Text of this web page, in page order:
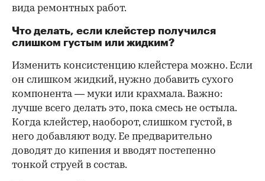
вида ремонтных работ.
Что делать, если клейстер получился
слишком густым или жидким?
Изменить консистенцию клейстера можно. Если
он слишком жидкий, нужно добавить сухого
компонента — муки или крахмала. Важно:
лучше всего делать это, пока смесь не остыла.
Когда клейстер, наоборот, слишком густой, в
него добавляют воду. Ее предварительно
доводят до кипения и вводят постепенно
тонкой струей в состав.